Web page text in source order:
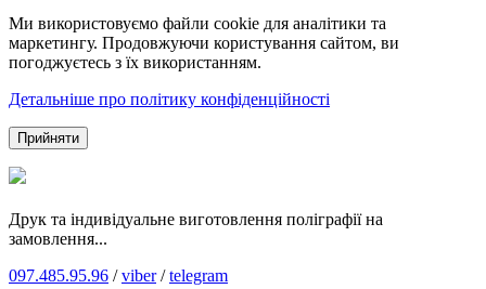
Ми використовуємо файли cookie для аналітики та
маркетингу. Продовжуючи користування сайтом, ви
погоджуєтесь з їх використанням.
Детальніше про політику конфіденційності
Прийняти
Друк та індивідуальне виготовлення поліграфії на
замовлення...
097.485.95.96 /viber/telegram